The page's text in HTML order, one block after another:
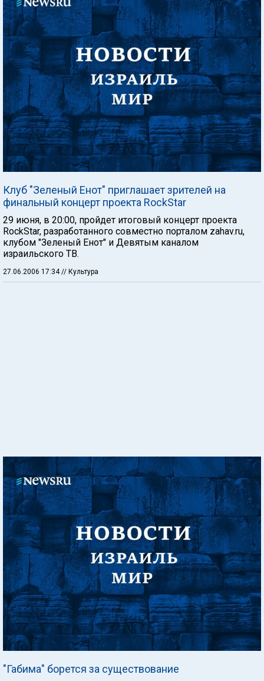
Клуб "Зеленый Енот" приглашает зрителей на
финальный концерт проекта RockStar
29 июня, в 20:00, пройдет итоговый концерт проекта
RockStar, разработанного совместно порталом zahav.ru,
клубом "Зеленый Енот" и Девятым каналом
израильского ТВ.
27.06.2006 17:34// Культура
"Габима" борется за существование